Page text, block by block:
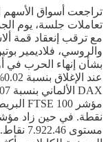
تراجعت أسواق الأسهم
تعاملات جلسة، يوم
مع ترقب إنعقاد قمة
والروسي، فلاديمير